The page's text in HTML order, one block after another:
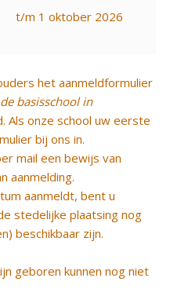
t/m 1 oktober 2026
het aanmeldformulier
basisschool in
onze school uw eerste
bij ons in.
mail een bewijs van
aanmelding.
aanmeldt, bent u
stedelijke plaatsing nog
beschikbaar zijn.
geboren kunnen nog niet